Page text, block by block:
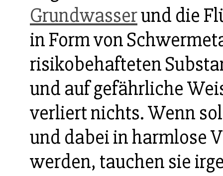
Grundwasserund die
in Form von
risikobehafteten
und auf gefährliche
verliert nichts. Wenn
und dabei in harmlose
werden, tauchen sie